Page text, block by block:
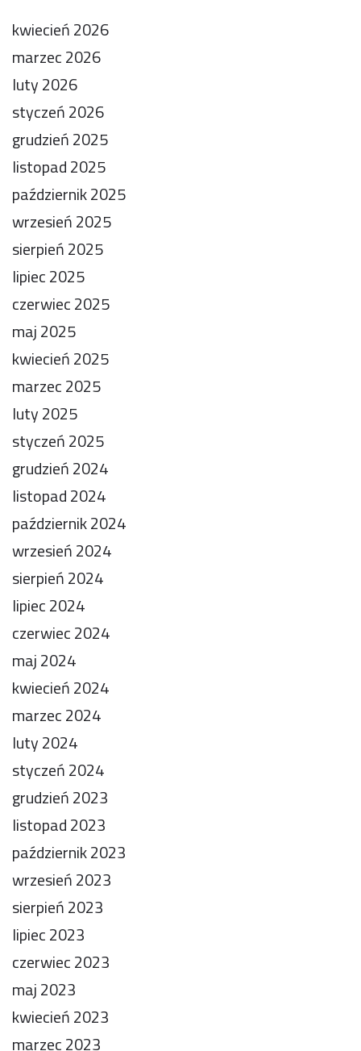
kwiecień 2026
marzec 2026
luty 2026
styczeń 2026
grudzień 2025
listopad 2025
październik 2025
wrzesień 2025
sierpień 2025
lipiec 2025
czerwiec 2025
maj 2025
kwiecień 2025
marzec 2025
luty 2025
styczeń 2025
grudzień 2024
listopad 2024
październik 2024
wrzesień 2024
sierpień 2024
lipiec 2024
czerwiec 2024
maj 2024
kwiecień 2024
marzec 2024
luty 2024
styczeń 2024
grudzień 2023
listopad 2023
październik 2023
wrzesień 2023
sierpień 2023
lipiec 2023
czerwiec 2023
maj 2023
kwiecień 2023
marzec 2023